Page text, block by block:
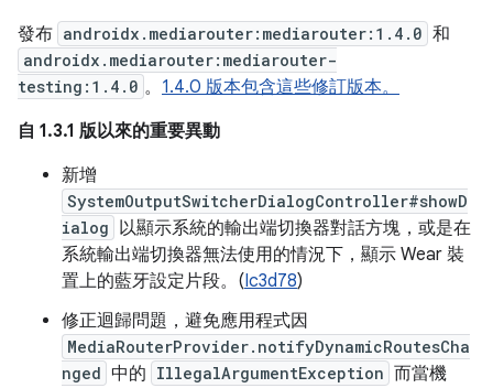
發布 androidx.mediarouter:mediarouter:1.4.0 和
androidx.mediarouter:mediarouter-
testing:1.4.0 。 1.4.0 版本包含這些修訂版本。
自 1.3.1 版以來的重要異動
新增
SystemOutputSwitcherDialogController#showD
ialog 以顯示系統的輸出端切換器對話方塊，或是在
系統輸出端切換器無法使用的情況下，顯示 Wear 裝
置上的藍牙設定片段。(Ic3d78)
修正迴歸問題，避免應用程式因
MediaRouterProvider.notifyDynamicRoutesCha
nged 中的 IllegalArgumentException 而當機